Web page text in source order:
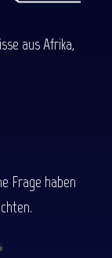
aus Afrika,
Frage haben